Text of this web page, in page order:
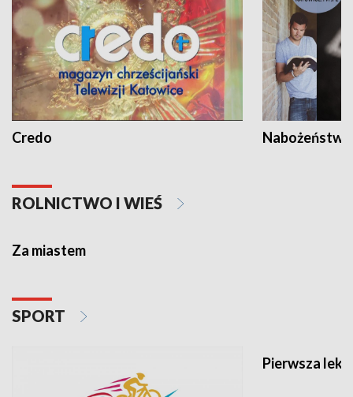
Credo
ROLNICTWO I WIEŚ
Za miastem
SPORT
Pierwsza